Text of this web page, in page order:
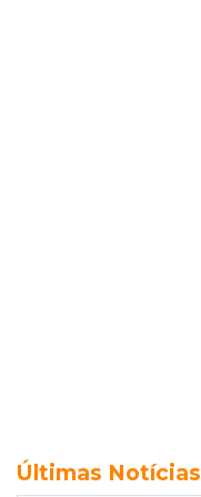
Últimas Notícias